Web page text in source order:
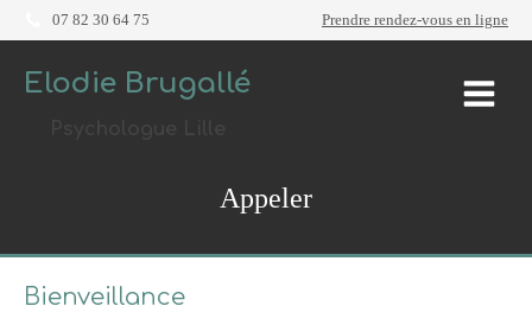
07 82 30 64 75 Prendre rendez-vous en ligne
Elodie Brugallé
Appeler
Bienveillance